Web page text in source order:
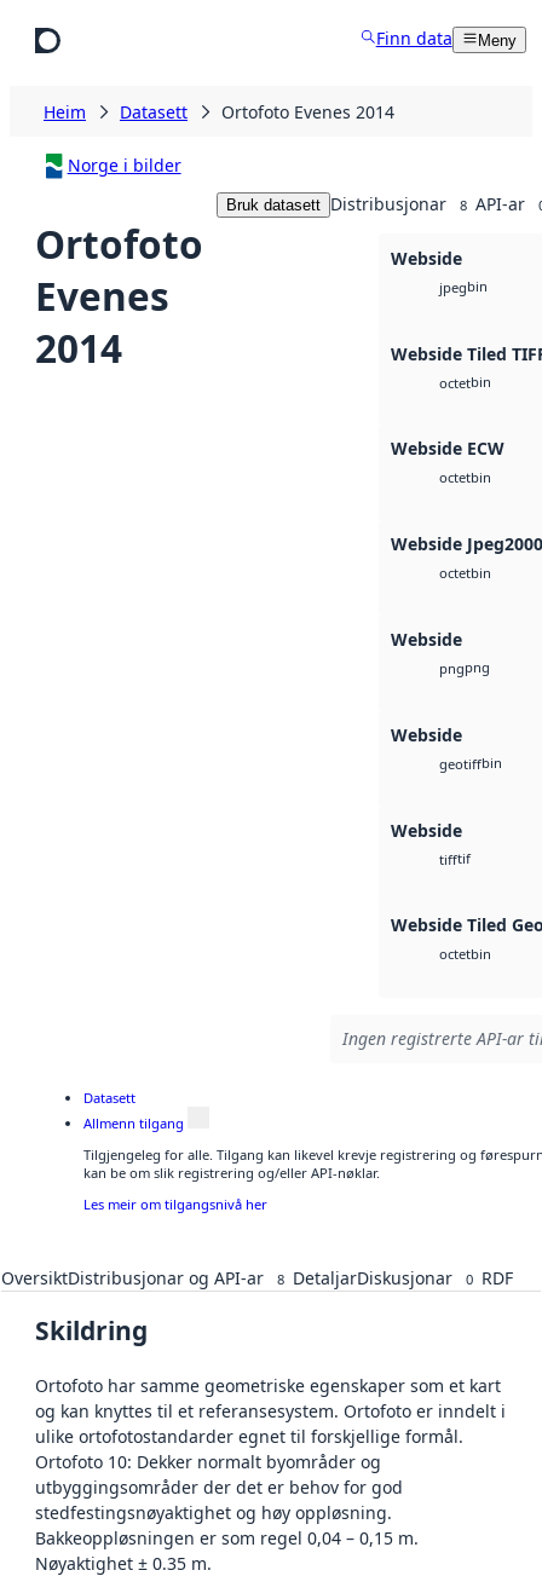
Finn data Meny
Heim Datasett Ortofoto Evenes 2014
Norge i bilder
Ortofoto
Evenes
2014
Bruk datasett Distribusjonar 8 API-ar
Webside
jpegbin
Webside Tiled
octetbin
Webside ECW
octetbin
Webside Jpeg2000
octetbin
Webside
pngpng
Webside
geotiffbin
Webside
tifftif
Webside Tiled
octetbin
Ingen registrerte API-ar
Datasett
Allmenn tilgang
Tilgjengeleg for alle. Tilgang kan likevel krevje registrering og
kan be om slik registrering og/eller API-nøklar.
Les meir om tilgangsnivå her
OversiktDistribusjonar og API-ar 8 DetaljarDiskusjonar 0 RDF
Skildring
Ortofoto har samme geometriske egenskaper som et kart
og kan knyttes til et referansesystem. Ortofoto er inndelt i
ulike ortofotostandarder egnet til forskjellige formål.
Ortofoto 10: Dekker normalt byområder og
utbyggingsområder der det er behov for god
stedfestingsnøyaktighet og høy oppløsning.
Bakkeoppløsningen er som regel 0,04 – 0,15 m.
Nøyaktighet ± 0.35 m.